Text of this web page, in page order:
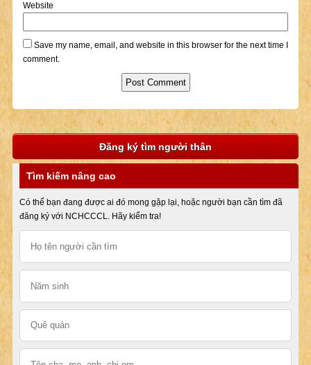
Website
Save my name, email, and website in this browser for the next time I
comment.
Đăng ký tìm người thân
Tìm kiếm nâng cao
Có thể bạn đang được ai đó mong gặp lại, hoặc người bạn cần tìm đã
đăng ký với NCHCCCL. Hãy kiểm tra!